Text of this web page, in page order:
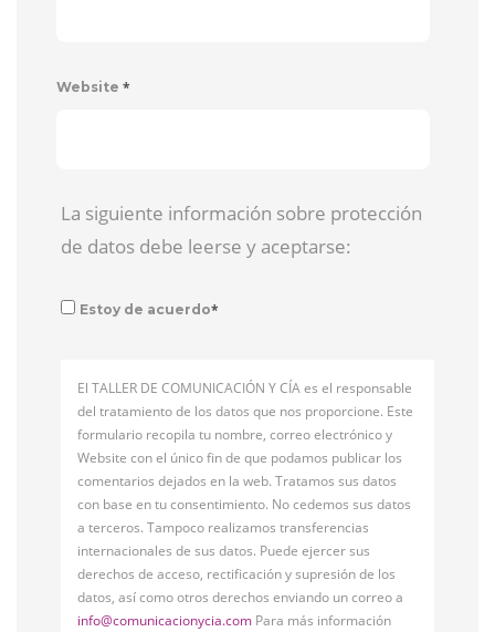
Website *
La siguiente información sobre protección
de datos debe leerse y aceptarse:
Estoy de acuerdo*
El TALLER DE COMUNICACIÓN Y CÍA es el responsable
del tratamiento de los datos que nos proporcione. Este
formulario recopila tu nombre, correo electrónico y
Website con el único fin de que podamos publicar los
comentarios dejados en la web. Tratamos sus datos
con base en tu consentimiento. No cedemos sus datos
a terceros. Tampoco realizamos transferencias
internacionales de sus datos. Puede ejercer sus
derechos de acceso, rectificación y supresión de los
datos, así como otros derechos enviando un correo a
info@comunicacionycia.com Para más información